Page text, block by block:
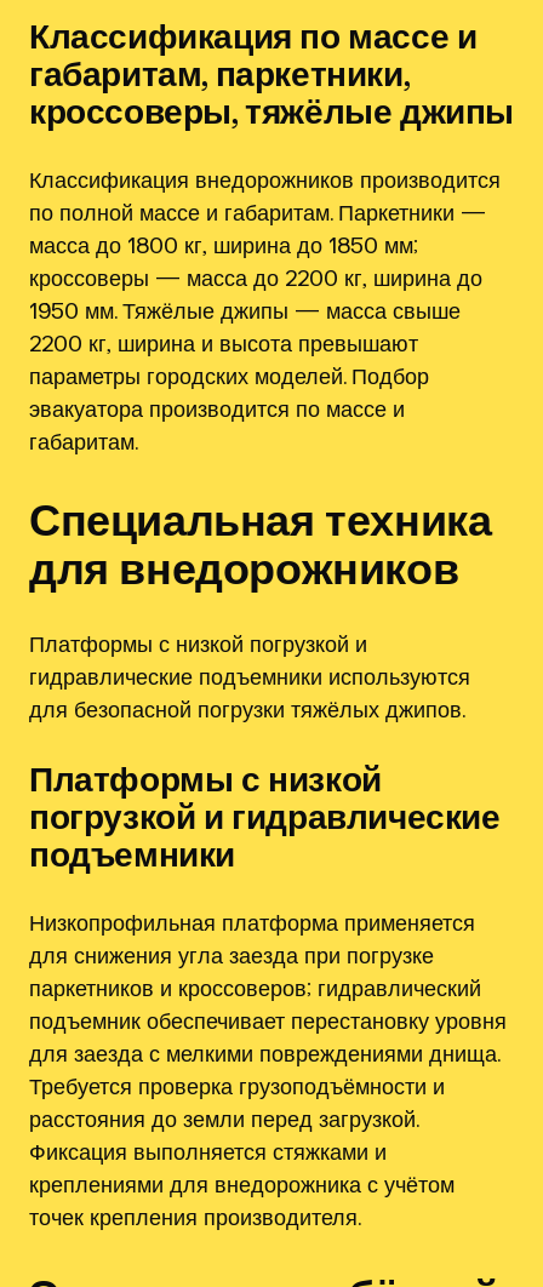
Классификация по массе и
габаритам, паркетники‚
кроссоверы‚ тяжёлые джипы
Классификация внедорожников производится
по полной массе и габаритам. Паркетники —
масса до 1800 кг‚ ширина до 1850 мм;
кроссоверы — масса до 2200 кг‚ ширина до
1950 мм. Тяжёлые джипы — масса свыше
2200 кг‚ ширина и высота превышают
параметры городских моделей. Подбор
эвакуатора производится по массе и
габаритам.
Специальная техника
для внедорожников
Платформы с низкой погрузкой и
гидравлические подъемники используются
для безопасной погрузки тяжёлых джипов.
Платформы с низкой
погрузкой и гидравлические
подъемники
Низкопрофильная платформа применяется
для снижения угла заезда при погрузке
паркетников и кроссоверов; гидравлический
подъемник обеспечивает перестановку уровня
для заезда с мелкими повреждениями днища.
Требуется проверка грузоподъёмности и
расстояния до земли перед загрузкой.
Фиксация выполняется стяжками и
креплениями для внедорожника с учётом
точек крепления производителя.